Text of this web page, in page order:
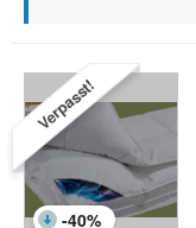
Verpasst!
-40%